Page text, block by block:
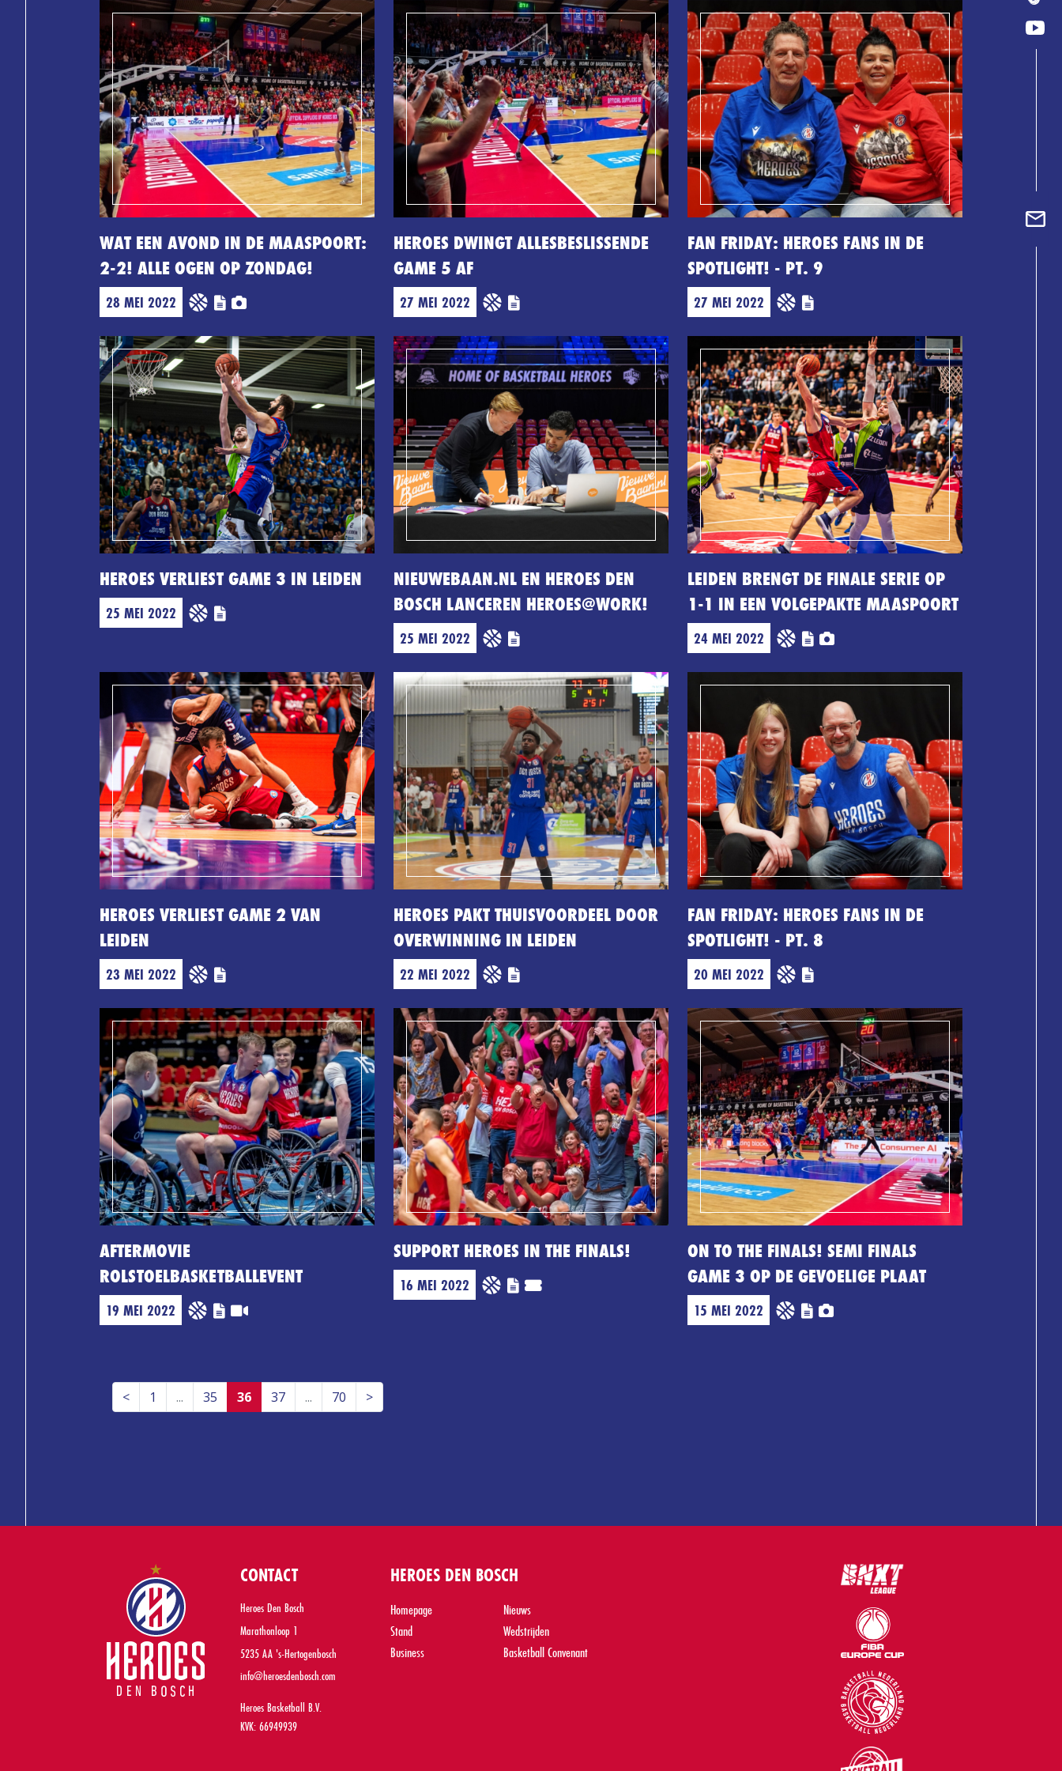
WAT EEN AVOND IN DE MAASPOORT:
2-2! ALLE OGEN OP ZONDAG!
28 MEI 2022
HEROES DWINGT ALLESBESLISSENDE
GAME 5 AF
27 MEI 2022
FAN FRIDAY: HEROES FANS IN DE
SPOTLIGHT! - PT. 9
27 MEI 2022
HEROES VERLIEST GAME 3 IN LEIDEN
25 MEI 2022
NIEUWEBAAN.NL EN HEROES DEN
BOSCH LANCEREN HEROES@WORK!
25 MEI 2022
LEIDEN BRENGT DE FINALE SERIE OP
1-1 IN EEN VOLGEPAKTE MAASPOORT
24 MEI 2022
HEROES VERLIEST GAME 2 VAN
LEIDEN
23 MEI 2022
HEROES PAKT THUISVOORDEEL DOOR
OVERWINNING IN LEIDEN
22 MEI 2022
FAN FRIDAY: HEROES FANS IN DE
SPOTLIGHT! - PT. 8
20 MEI 2022
AFTERMOVIE
ROLSTOELBASKETBALLEVENT
19 MEI 2022
SUPPORT HEROES IN THE FINALS!
16 MEI 2022
ON TO THE FINALS! SEMI FINALS
GAME 3 OP DE GEVOELIGE PLAAT
15 MEI 2022
<Previous
1 ... 35 36 37 ... 70 >Next
CONTACT
Heroes Den Bosch
Marathonloop 1
5235 AA 's-Hertogenbosch
info@heroesdenbosch.com
Heroes Basketball B.V.
KVK: 66949939
HEROES DEN BOSCH
Homepage
Nieuws
Stand
Wedstrijden
Business
Basketball Convenant